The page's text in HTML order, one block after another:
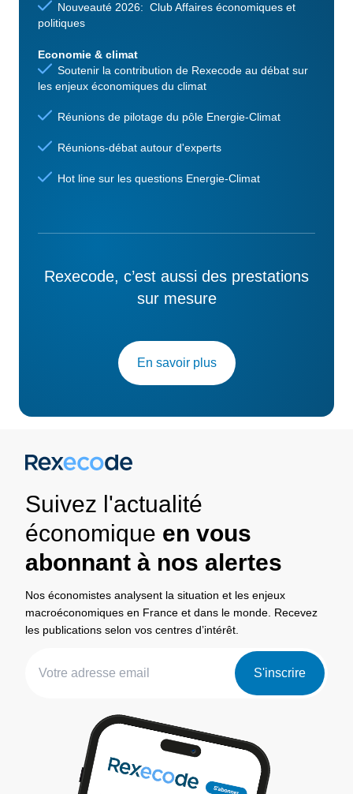
Nouveauté 2026: Club Affaires économiques et
politiques
Economie & climat
Soutenir la contribution de Rexecode au débat sur
les enjeux économiques du climat
Réunions de pilotage du pôle Energie-Climat
Réunions-débat autour d'experts
Hot line sur les questions Energie-Climat
Rexecode, c’est aussi des prestations
sur mesure
En savoir plus
Suivez l'actualité
économique en vous
abonnant à nos alertes
Nos économistes analysent la situation et les enjeux
macroéconomiques en France et dans le monde. Recevez
les publications selon vos centres d’intérêt.
S'inscrire